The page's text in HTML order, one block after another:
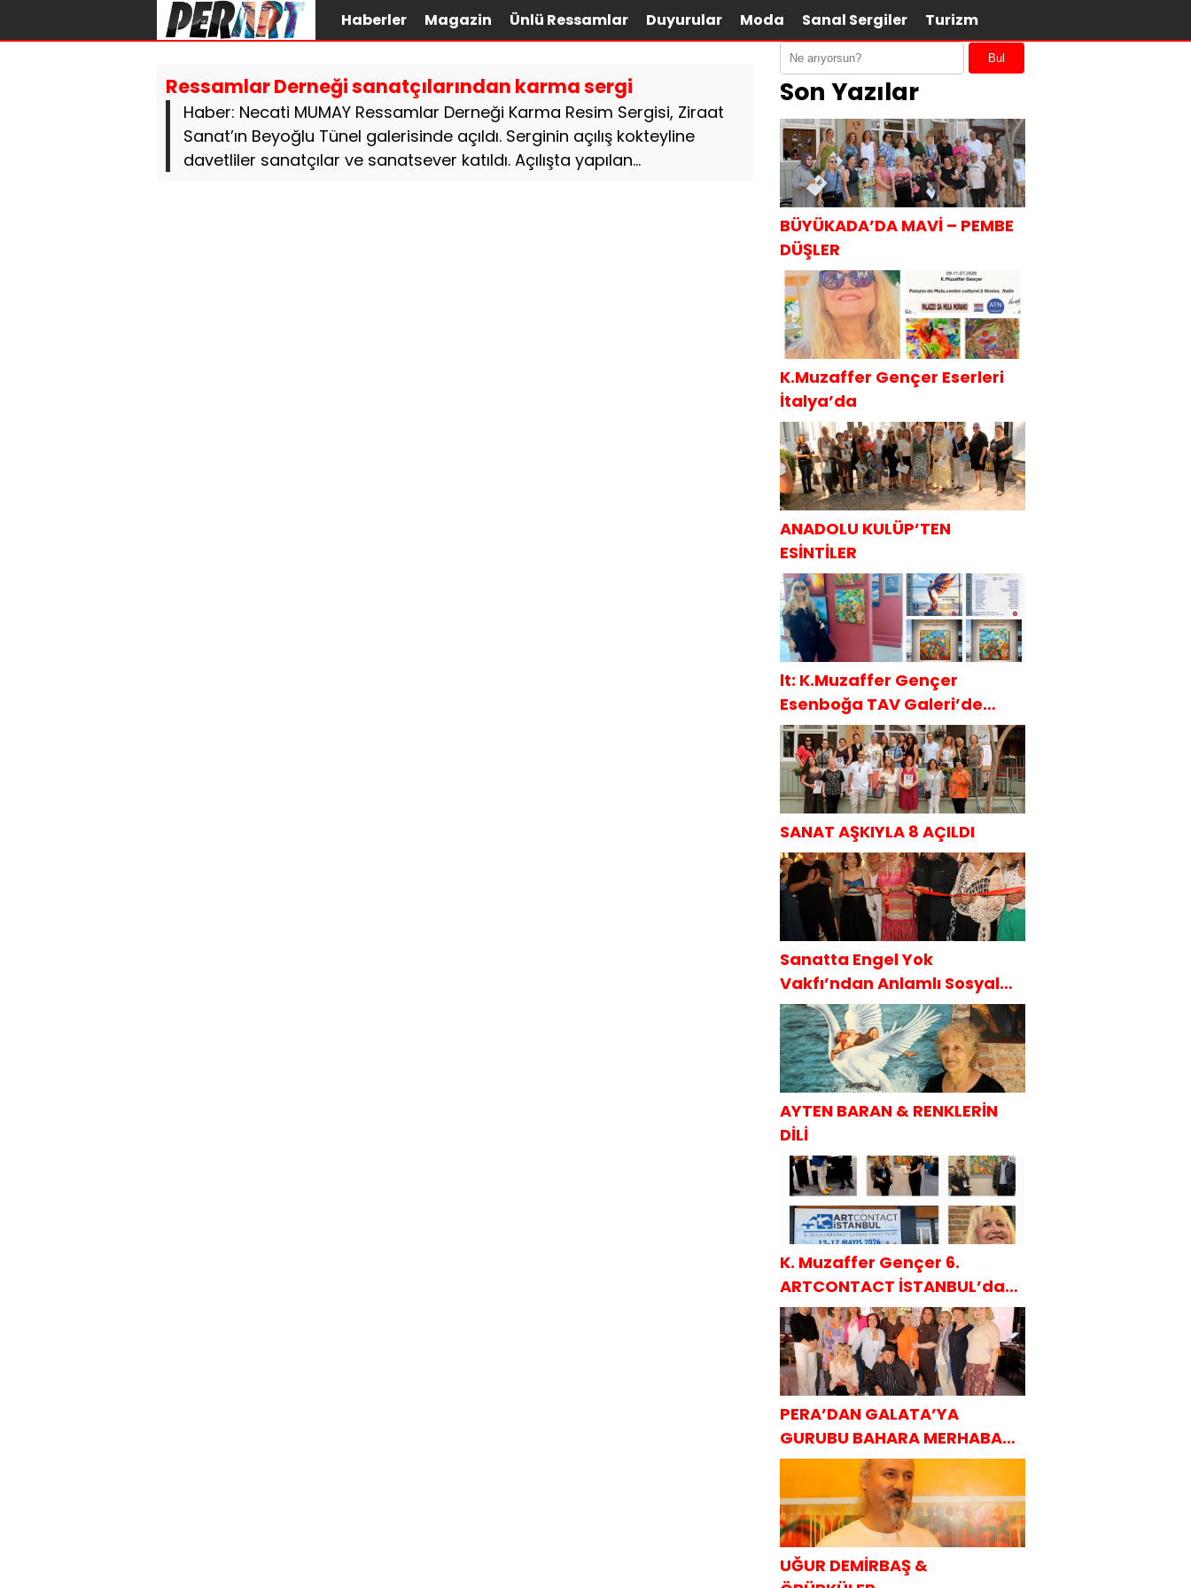
Haberler Magazin Ünlü Ressamlar Duyurular Moda Sanal Sergiler Turizm
Ressamlar Derneği sanatçılarından karma sergi
Haber: Necati MUMAY Ressamlar Derneği Karma Resim Sergisi, Ziraat
Sanat’ın Beyoğlu Tünel galerisinde açıldı. Serginin açılış kokteyline
davetliler sanatçılar ve sanatsever katıldı. Açılışta yapılan...
Bul
Son Yazılar
BÜYÜKADA’DA MAVİ – PEMBE
DÜŞLER
K.Muzaffer Gençer Eserleri
İtalya’da
ANADOLU KULÜP’TEN
ESİNTİLER
lt: K.Muzaffer Gençer
Esenboğa TAV Galeri’de
SAKÜDER İle
SANAT AŞKIYLA 8 AÇILDI
Sanatta Engel Yok
Vakfı’ndan Anlamlı Sosyal
Sorumluluk Projesi
AYTEN BARAN & RENKLERİN
DİLİ
K. Muzaffer Gençer 6.
ARTCONTACT İSTANBUL’da
SAKÜDER ile
PERA’DAN GALATA’YA
GURUBU BAHARA MERHABA
KAHVALTISI
UĞUR DEMİRBAŞ &